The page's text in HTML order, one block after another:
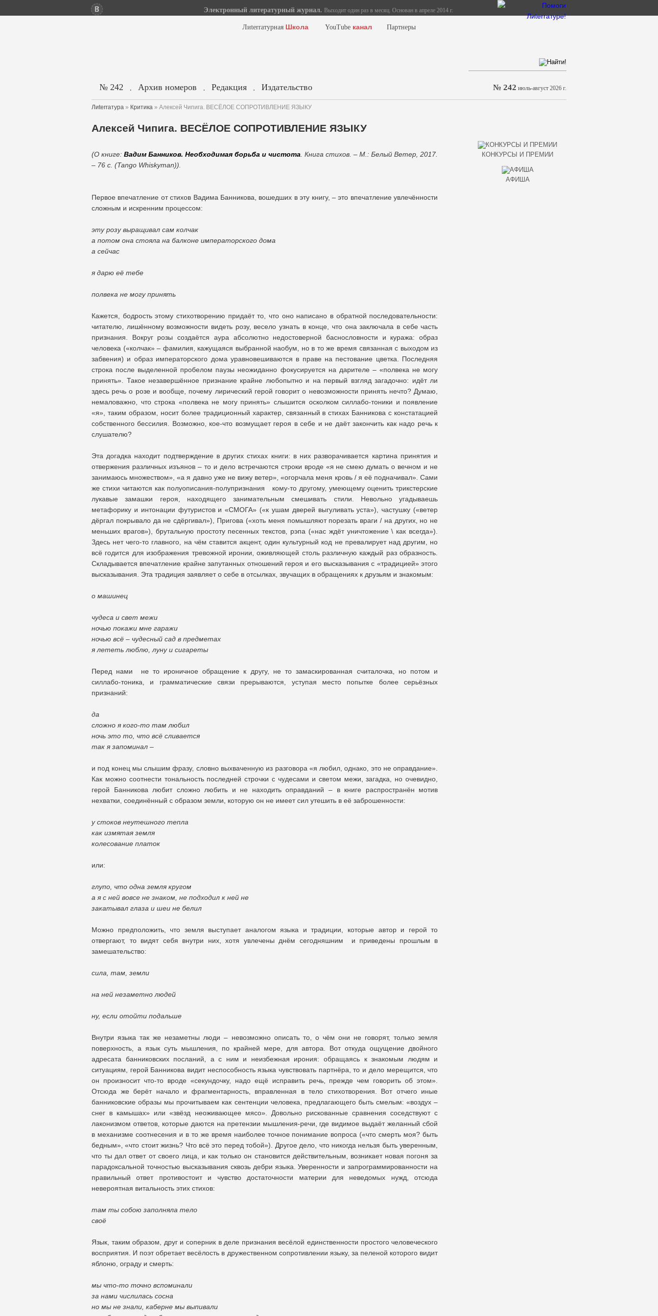
Электронный литературный журнал. Выходит один раз в месяц. Основан в апреле 2014 г.
Лиterraтурная Школа YouTube канал Партнеры
№ 242 . Архив номеров . Редакция . Издательство № 242 июль-август 2026 г.
Лиterraтура » Критика » Алексей Чипига. ВЕСЁЛОЕ СОПРОТИВЛЕНИЕ ЯЗЫКУ
Алексей Чипига. ВЕСЁЛОЕ СОПРОТИВЛЕНИЕ ЯЗЫКУ
(О книге:Вадим Банников. Необходимая борьба и чистота . Книга стихов. – М.: Белый Ветер, 2017.
– 76 с. (Tango Whiskyman)).
Первое впечатление от стихов Вадима Банникова, вошедших в эту книгу, – это впечатление увлечённости
сложным и искренним процессом:
эту розу выращивал сам колчак
а потом она стояла на балконе императорского дома
а сейчас
я дарю её тебе
полвека не могу принять
Кажется, бодрость этому стихотворению придаёт то, что оно написано в обратной последовательности:
читателю, лишённому возможности видеть розу, весело узнать в конце, что она заключала в себе часть
признания. Вокруг розы создаётся аура абсолютно недостоверной баснословности и куража: образ
человека («колчак» – фамилия, кажущаяся выбранной наобум, но в то же время связанная с выходом из
забвения) и образ императорского дома уравновешиваются в праве на пестование цветка. Последняя
строка после выделенной пробелом паузы неожиданно фокусируется на дарителе – «полвека не могу
принять». Такое незавершённое признание крайне любопытно и на первый взгляд загадочно: идёт ли
здесь речь о розе и вообще, почему лирический герой говорит о невозможности принять нечто? Думаю,
немаловажно, что строка «полвека не могу принять» слышится осколком силлабо-тоники и появление
«я», таким образом, носит более традиционный характер, связанный в стихах Банникова с констатацией
собственного бессилия. Возможно, кое-что возмущает героя в себе и не даёт закончить как надо речь к
слушателю?
Эта догадка находит подтверждение в других стихах книги: в них разворачивается картина принятия и
отвержения различных изъянов – то и дело встречаются строки вроде «я не смею думать о вечном и не
занимаюсь множеством», «а я давно уже не вижу ветер», «огорчала меня кровь / я её подначивал». Сами
же стихи читаются как полуописания-полупризнания кому-то другому, умеющему оценить трикстерские
лукавые замашки героя, находящего занимательным смешивать стили. Невольно угадываешь
метафорику и интонации футуристов и «СМОГА» («к ушам дверей выгуливать уста»), частушку («ветер
дёргал покрывало да не сдёргивал»), Пригова («хоть меня помышляют порезать враги / на других, но не
меньших врагов»), брутальную простоту песенных текстов, рэпа («нас ждёт уничтожение \ как всегда»).
Здесь нет чего-то главного, на чём ставится акцент, один культурный код не превалирует над другим, но
всё годится для изображения тревожной иронии, оживляющей столь различную каждый раз образность.
Складывается впечатление крайне запутанных отношений героя и его высказывания с «традицией» этого
высказывания. Эта традиция заявляет о себе в отсылках, звучащих в обращениях к друзьям и знакомым:
о машинец
чудеса и свет межи
ночью покажи мне гаражи
ночью всё – чудесный сад в предметах
я лететь люблю, луну и сигареты
Перед нами не то ироничное обращение к другу, не то замаскированная считалочка, но потом и
силлабо-тоника, и грамматические связи прерываются, уступая место попытке более серьёзных
признаний:
да
сложно я кого-то там любил
ночь это то, что всё сливается
так я запоминал –
и под конец мы слышим фразу, словно выхваченную из разговора «я любил, однако, это не оправдание».
Как можно соотнести тональность последней строчки с чудесами и светом межи, загадка, но очевидно,
герой Банникова любит сложно любить и не находить оправданий – в книге распространён мотив
нехватки, соединённый с образом земли, которую он не имеет сил утешить в её заброшенности:
у стоков неутешного тепла
как измятая земля
колесование платок
или:
глупо, что одна земля кругом
а я с ней вовсе не знаком, не подходил к ней не
закатывал глаза и шеи не белил
Можно предположить, что земля выступает аналогом языка и традиции, которые автор и герой то
отвергают, то видят себя внутри них, хотя увлечены днём сегодняшним и приведены прошлым в
замешательство:
сила, там, земли
на ней незаметно людей
ну, если отойти подальше
Внутри языка так же незаметны люди – невозможно описать то, о чём они не говорят, только земля
поверхность, а язык суть мышления, по крайней мере, для автора. Вот откуда ощущение двойного
адресата банниковских посланий, а с ним и неизбежная ирония: обращаясь к знакомым людям и
ситуациям, герой Банникова видит неспособность языка чувствовать партнёра, то и дело мерещится, что
он произносит что-то вроде «секундочку, надо ещё исправить речь, прежде чем говорить об этом».
Отсюда же берёт начало и фрагментарность, вправленная в тело стихотворения. Вот отчего иные
банниковские образы мы прочитываем как сентенции человека, предлагающего быть смелым: «воздух –
снег в камышах» или «звёзд неоживающее мясо». Довольно рискованные сравнения соседствуют с
лаконизмом ответов, которые даются на претензии мышления-речи, где видимое выдаёт желанный сбой
в механизме соотнесения и в то же время наиболее точное понимание вопроса («что смерть моя? быть
бедным», «что стоит жизнь? Что всё это перед тобой»). Другое дело, что никогда нельзя быть уверенным,
что ты дал ответ от своего лица, и как только он становится действительным, возникает новая погоня за
парадоксальной точностью высказывания сквозь дебри языка. Уверенности и запрограммированности на
правильный ответ противостоит и чувство достаточности материи для неведомых нужд, отсюда
невероятная витальность этих стихов:
там ты собою заполняла тело
своё
Язык, таким образом, друг и соперник в деле признания весёлой единственности простого человеческого
восприятия. И поэт обретает весёлость в дружественном сопротивлении языку, за пеленой которого видит
яблоню, ограду и смерть:
мы что-то точно вспоминали
за нами числилась сосна
но мы не знали, каберне мы выпивали
КОНКУРСЫ И ПРЕМИИ
АФИША